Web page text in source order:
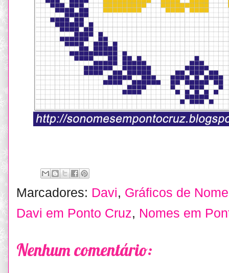
Marcadores: Davi, Gráficos de
Davi em Ponto Cruz, Nomes em
Nenhum comentário: